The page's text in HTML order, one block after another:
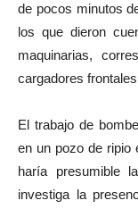
de pocos minutos
los que dieron
maquinarias,
cargadores
El trabajo de
en un pozo de ripio
haría presumible
investiga la